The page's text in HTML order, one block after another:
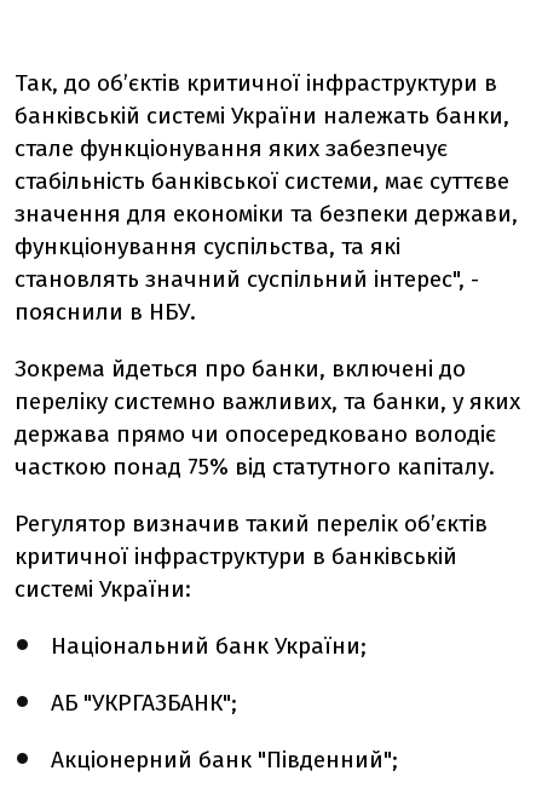
Так, до об’єктів критичної інфраструктури в
банківській системі України належать банки,
стале функціонування яких забезпечує
стабільність банківської системи, має суттєве
значення для економіки та безпеки держави,
функціонування суспільства, та які
становлять значний суспільний інтерес", -
пояснили в НБУ.
Зокрема йдеться про банки, включені до
переліку системно важливих, та банки, у яких
держава прямо чи опосередковано володіє
часткою понад 75% від статутного капіталу.
Регулятор визначив такий перелік об’єктів
критичної інфраструктури в банківській
системі України:
Національний банк України;
АБ "УКРГАЗБАНК";
Акціонерний банк "Південний";